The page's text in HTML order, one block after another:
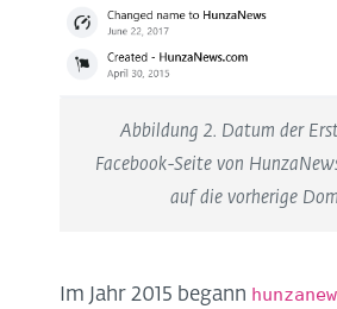
Abbildung 2. Datum der
Facebook-Seite von
auf die vorherige
Im Jahr 2015 begann